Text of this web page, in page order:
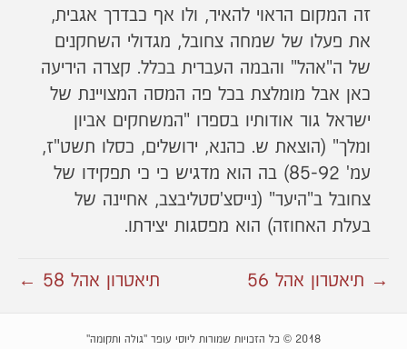
זה המקום הראוי להאיר, ולו אף כבדרך אגבית,
את פעלו של שמחה צחובל, מגדולי השחקנים
של ה"אהל" והבמה העברית בכלל. קצרה היריעה
כאן אבל מומלצת בכל פה המסה המצויינת של
ישראל גור אודותיו בספרו "המשחקים אביון
ומלך" (הוצאת ש. כהנא, ירושלים, כסלו תשט"ז,
עמ' 85-92) בה הוא מדגיש כי כי תפקידו של
צחובל ב"היער" (נייסצ'סטליבצב, אחיינה של
בעלת האחוזה) הוא מפסגות יצירתו.
→ תיאטרון אהל 56 תיאטרון אהל 58 ←
2018 © כל הזכויות שמורות ליוסי עופר "גולה ותקומה"